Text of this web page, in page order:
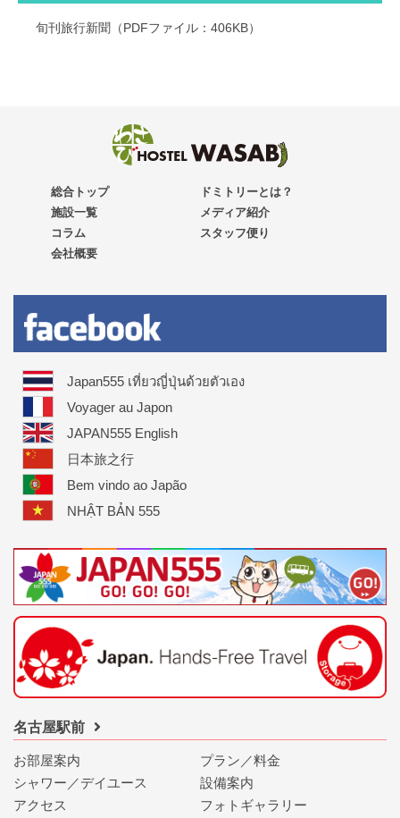
旬刊旅行新聞（PDFファイル：406KB）
総合トップ
ドミトリーとは？
施設一覧
メディア紹介
コラム
スタッフ便り
会社概要
Japan555 เที่ยวญี่ปุ่นด้วยตัวเอง
Voyager au Japon
JAPAN555 English
日本旅之行
Bem vindo ao Japão
NHẬT BẢN 555
名古屋駅前
お部屋案内
プラン／料金
シャワー／デイユース
設備案内
アクセス
フォトギャラリー